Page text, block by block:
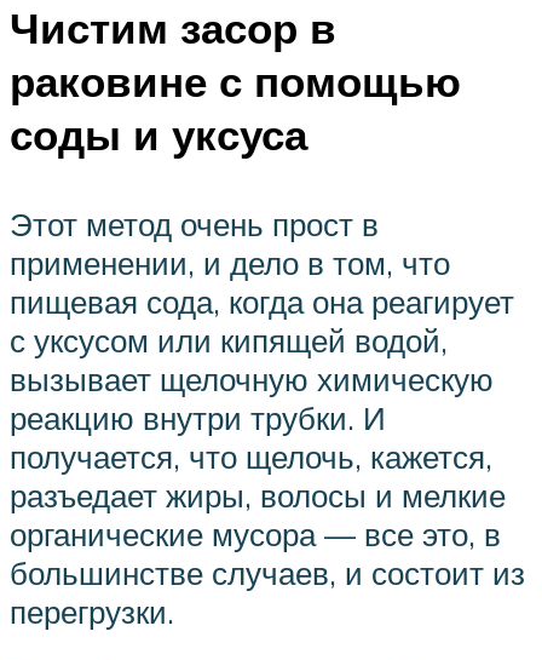
Чистим засор в
раковине с помощью
соды и уксуса
Этот метод очень прост в
применении, и дело в том, что
пищевая сода, когда она реагирует
с уксусом или кипящей водой,
вызывает щелочную химическую
реакцию внутри трубки. И
получается, что щелочь, кажется,
разъедает жиры, волосы и мелкие
органические мусора — все это, в
большинстве случаев, и состоит из
перегрузки.